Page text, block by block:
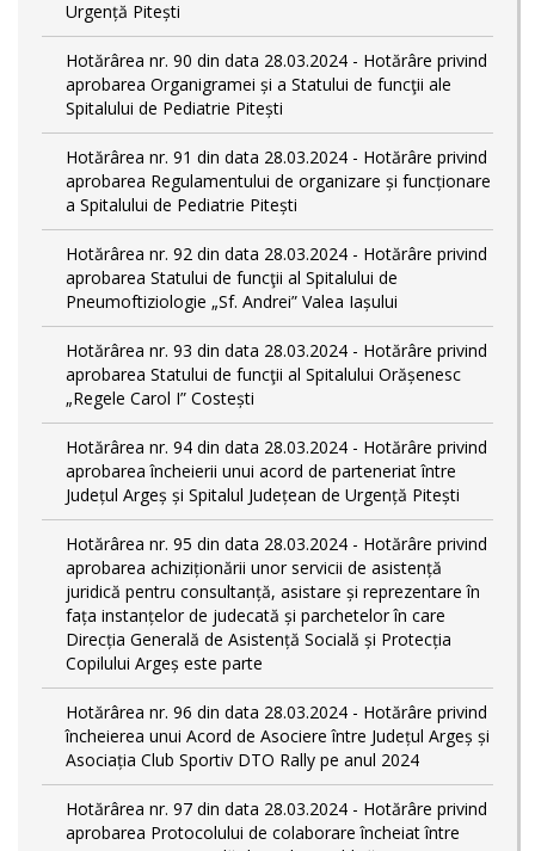
Urgență Pitești
Hotărârea nr. 90 din data 28.03.2024 - Hotărâre privind
aprobarea Organigramei și a Statului de funcţii ale
Spitalului de Pediatrie Pitești
Hotărârea nr. 91 din data 28.03.2024 - Hotărâre privind
aprobarea Regulamentului de organizare și funcționare
a Spitalului de Pediatrie Pitești
Hotărârea nr. 92 din data 28.03.2024 - Hotărâre privind
aprobarea Statului de funcţii al Spitalului de
Pneumoftiziologie „Sf. Andrei” Valea Iașului
Hotărârea nr. 93 din data 28.03.2024 - Hotărâre privind
aprobarea Statului de funcţii al Spitalului Orășenesc
„Regele Carol I” Costești
Hotărârea nr. 94 din data 28.03.2024 - Hotărâre privind
aprobarea încheierii unui acord de parteneriat între
Județul Argeș și Spitalul Județean de Urgență Pitești
Hotărârea nr. 95 din data 28.03.2024 - Hotărâre privind
aprobarea achiziționării unor servicii de asistență
juridică pentru consultanță, asistare și reprezentare în
fața instanțelor de judecată și parchetelor în care
Direcția Generală de Asistență Socială și Protecția
Copilului Argeș este parte
Hotărârea nr. 96 din data 28.03.2024 - Hotărâre privind
încheierea unui Acord de Asociere între Județul Argeș și
Asociația Club Sportiv DTO Rally pe anul 2024
Hotărârea nr. 97 din data 28.03.2024 - Hotărâre privind
aprobarea Protocolului de colaborare încheiat între